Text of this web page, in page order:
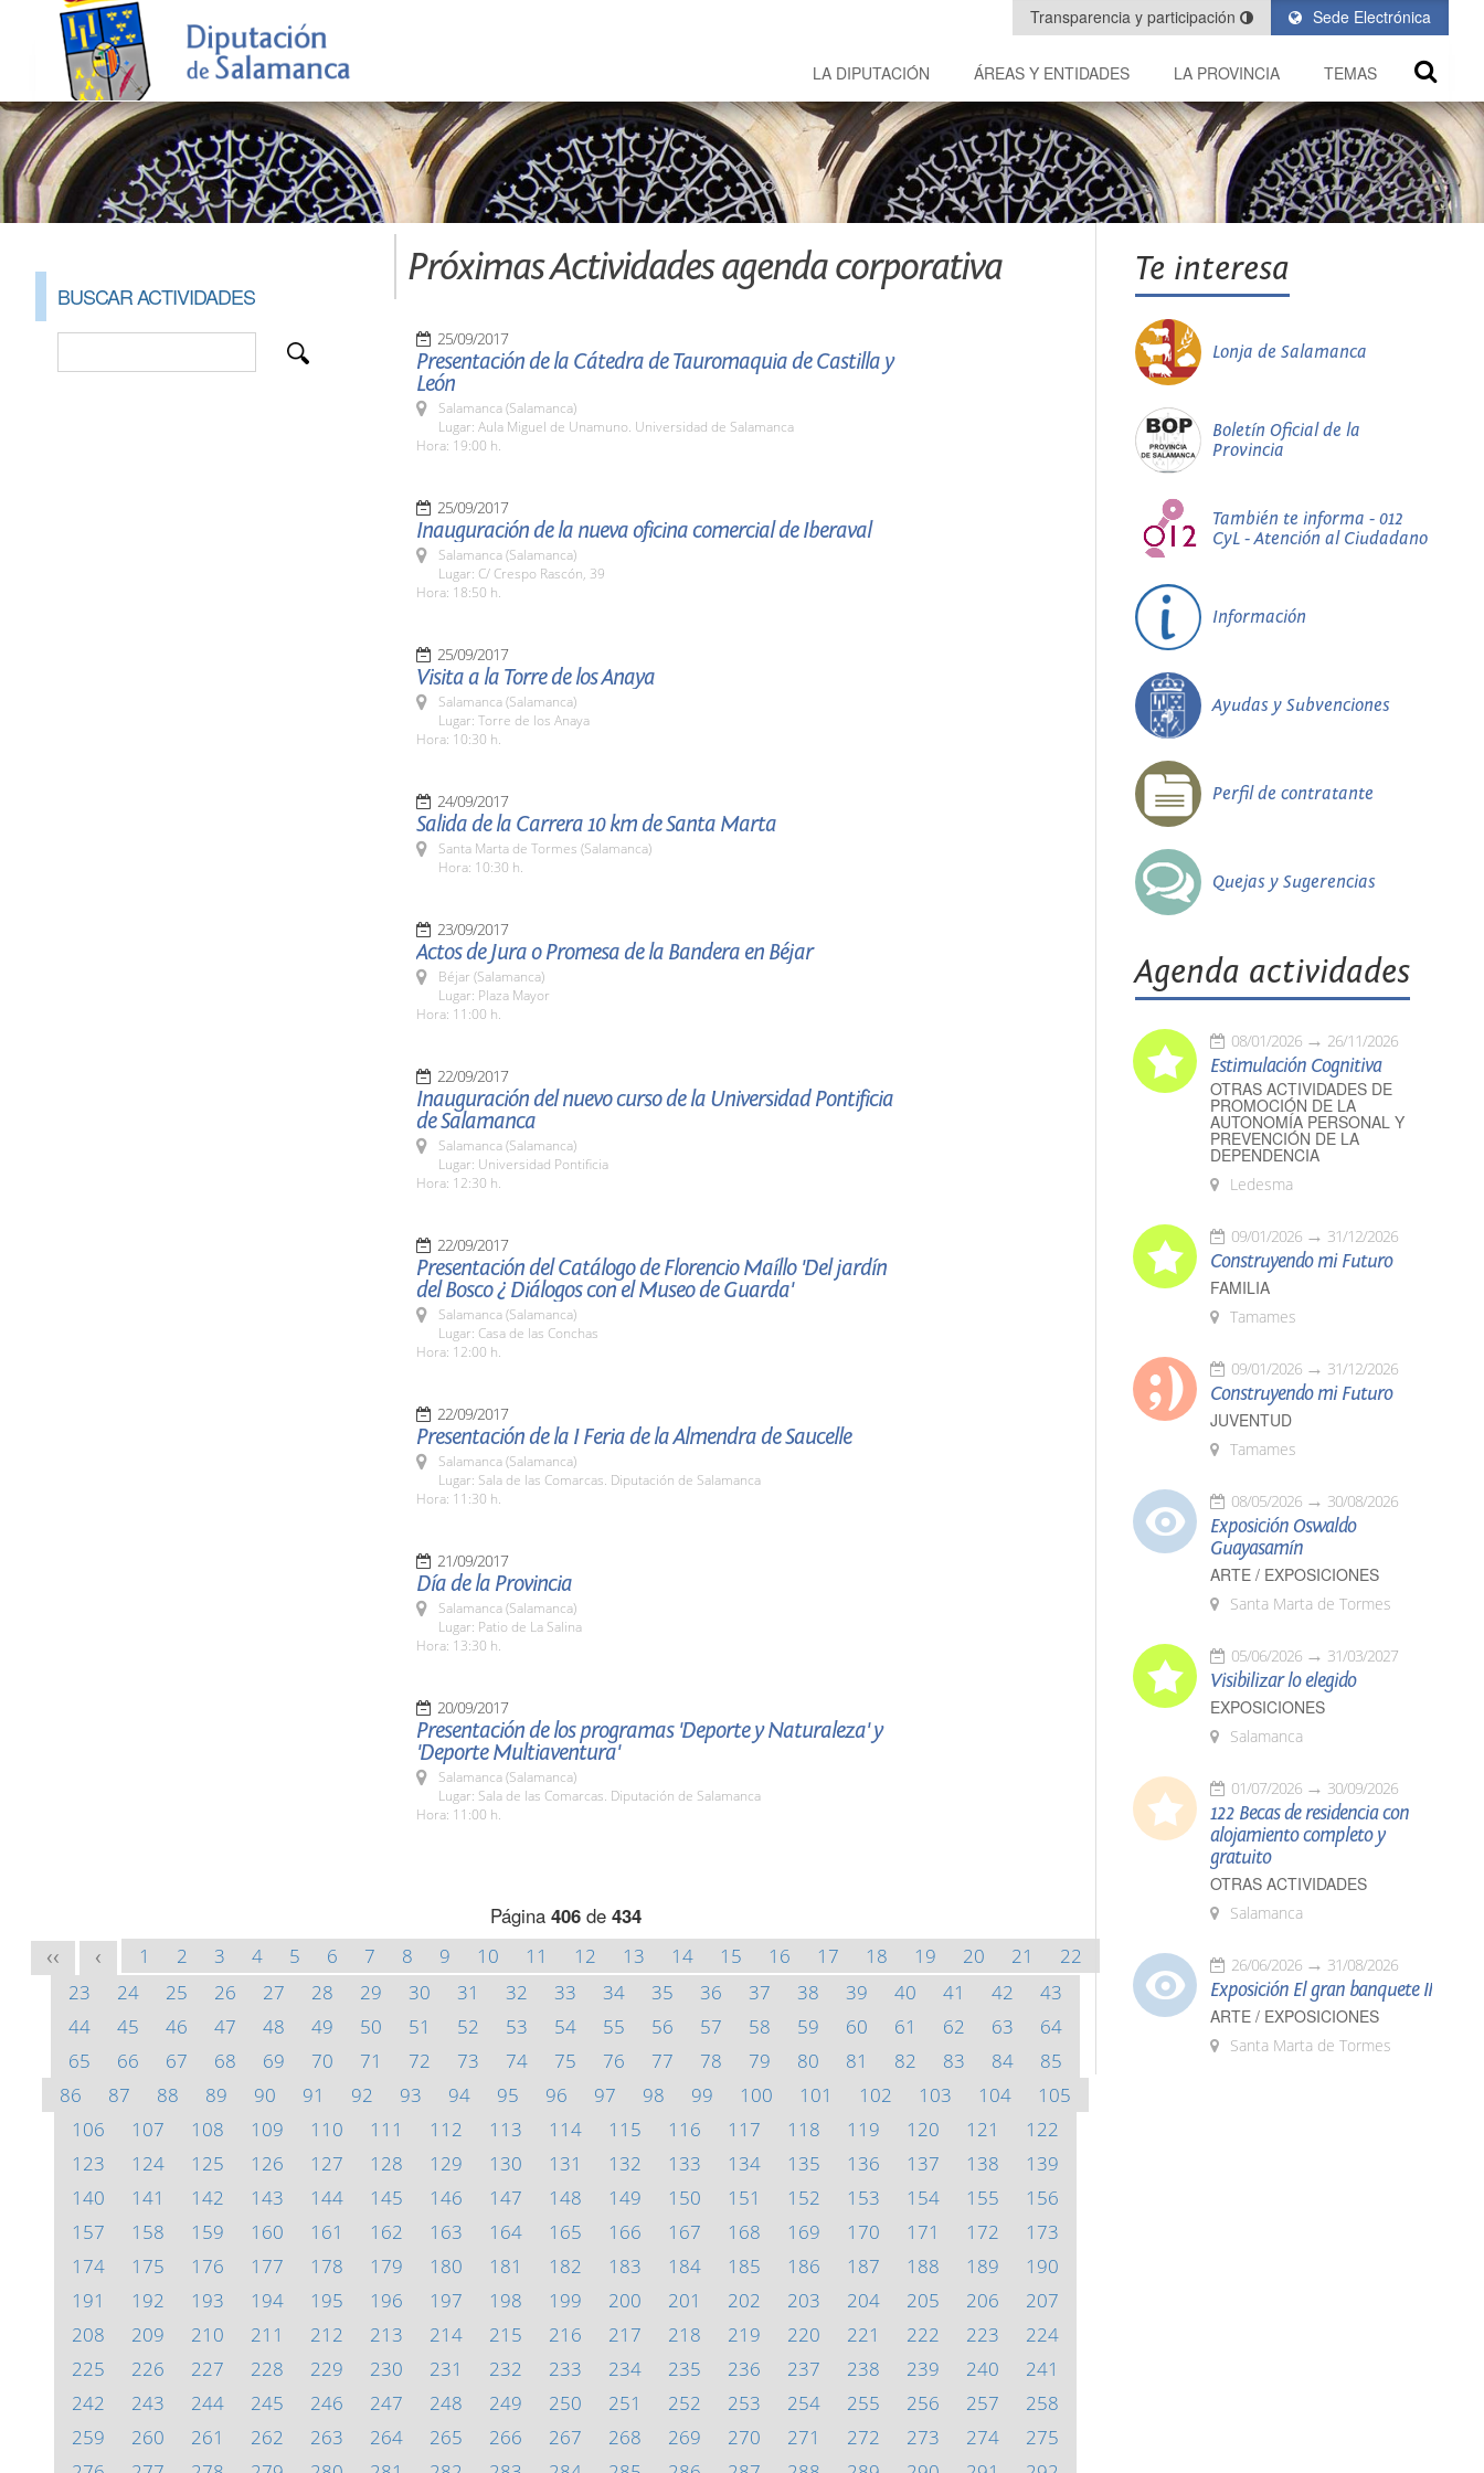
Sede Electrónica
Transparencia y participación
LA DIPUTACIÓN ÁREAS Y ENTIDADES LA PROVINCIA TEMAS
BUSCAR ACTIVIDADES
Próximas Actividades agenda corporativa
25/09/2017
Presentación de la Cátedra de Tauromaquia de Castilla y
León
Salamanca (Salamanca)
Lugar: Aula Miguel de Unamuno. Universidad de Salamanca
Hora: 19:00 h.
25/09/2017
Inauguración de la nueva oficina comercial de Iberaval
Salamanca (Salamanca)
Lugar: C/ Crespo Rascón, 39
Hora: 18:50 h.
25/09/2017
Visita a la Torre de los Anaya
Salamanca (Salamanca)
Lugar: Torre de los Anaya
Hora: 10:30 h.
24/09/2017
Salida de la Carrera 10 km de Santa Marta
Santa Marta de Tormes (Salamanca)
Hora: 10:30 h.
23/09/2017
Actos de Jura o Promesa de la Bandera en Béjar
Béjar (Salamanca)
Lugar: Plaza Mayor
Hora: 11:00 h.
22/09/2017
Inauguración del nuevo curso de la Universidad Pontificia
de Salamanca
Salamanca (Salamanca)
Lugar: Universidad Pontificia
Hora: 12:30 h.
22/09/2017
Presentación del Catálogo de Florencio Maíllo 'Del jardín
del Bosco ¿ Diálogos con el Museo de Guarda'
Salamanca (Salamanca)
Lugar: Casa de las Conchas
Hora: 12:00 h.
22/09/2017
Presentación de la I Feria de la Almendra de Saucelle
Salamanca (Salamanca)
Lugar: Sala de las Comarcas. Diputación de Salamanca
Hora: 11:30 h.
21/09/2017
Día de la Provincia
Salamanca (Salamanca)
Lugar: Patio de La Salina
Hora: 13:30 h.
20/09/2017
Presentación de los programas 'Deporte y Naturaleza' y
'Deporte Multiaventura'
Salamanca (Salamanca)
Lugar: Sala de las Comarcas. Diputación de Salamanca
Hora: 11:00 h.
Página 406de 434
<< < 1 2 3 4 5 6 7 8 9 10 11 12 13 14 15 16 17 18 19 20 21
22
23
24 25 26 27 28 29 30 31 32 33 34 35 36 37 38 39 40 41 42
43
44
45 46 47 48 49 50 51 52 53 54 55 56 57 58 59 60 61 62 63
64
65
66 67 68 69 70 71 72 73 74 75 76 77 78 79 80 81 82 83 84
85
86
87 88 89 90 91 92 93 94 95 96 97 98 99 100 101 102 103 104
105
106
107 108 109 110 111 112 113 114 115 116 117 118 119 120 121
122
123
124 125 126 127 128 129 130 131 132 133 134 135 136 137 138
139
140
141 142 143 144 145 146 147 148 149 150 151 152 153 154 155
156
157
158 159 160 161 162 163 164 165 166 167 168 169 170 171 172
173
174
175 176 177 178 179 180 181 182 183 184 185 186 187 188 189
190
191
192 193 194 195 196 197 198 199 200 201 202 203 204 205 206
207
208
209 210 211 212 213 214 215 216 217 218 219 220 221 222 223
224
225
226 227 228 229 230 231 232 233 234 235 236 237 238 239 240
241
242
243 244 245 246 247 248 249 250 251 252 253 254 255 256 257
258
259
260 261 262 263 264 265 266 267 268 269 270 271 272 273 274
275
Te interesa
Lonja de Salamanca
Boletín Oficial de la
Provincia
También te informa - 012
CyL - Atención al Ciudadano
Información
Ayudas y Subvenciones
Perfil de contratante
Quejas y Sugerencias
Agenda actividades
08/01/2026 26/11/2026
Estimulación Cognitiva
OTRAS ACTIVIDADES DE
PROMOCIÓN DE LA
AUTONOMÍA PERSONAL Y
PREVENCIÓN DE LA
DEPENDENCIA
Ledesma
09/01/2026 31/12/2026
Construyendo mi Futuro
FAMILIA
Tamames
09/01/2026 31/12/2026
Construyendo mi Futuro
JUVENTUD
Tamames
08/05/2026 30/08/2026
Exposición Oswaldo
Guayasamín
ARTE / EXPOSICIONES
Santa Marta de Tormes
05/06/2026 31/03/2027
Visibilizar lo elegido
EXPOSICIONES
Salamanca
01/07/2026 30/09/2026
122 Becas de residencia con
alojamiento completo y
gratuito
OTRAS ACTIVIDADES
Salamanca
26/06/2026 31/08/2026
Exposición El gran banquete II
ARTE / EXPOSICIONES
Santa Marta de Tormes